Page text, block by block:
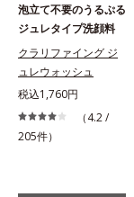
泡立て不要のうるぷる
ジュレタイプ洗顔料
クラリファイング ジ
ュレウォッシュ
税込1,760円
（4.2 /
205件）